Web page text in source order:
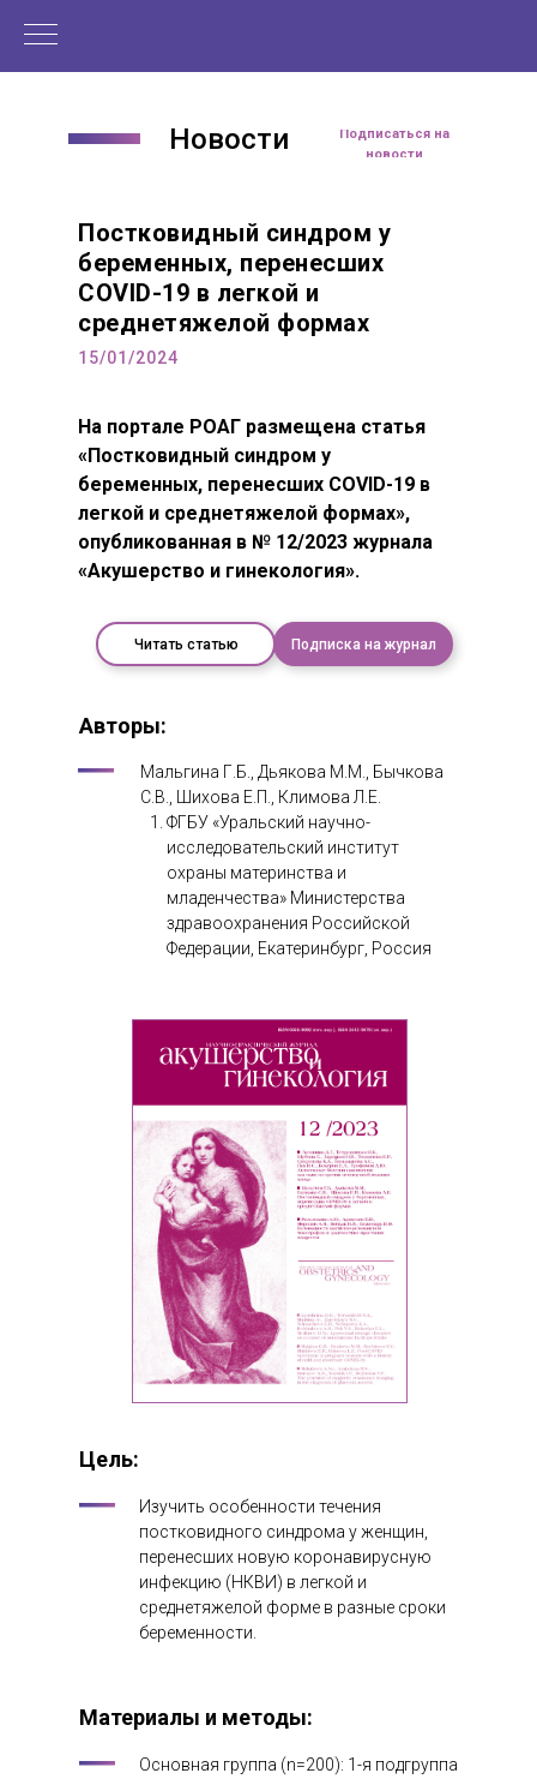
Новости
Подписаться на
новости
Постковидный синдром у
беременных, перенесших
COVID-19 в легкой и
среднетяжелой формах
15/01/2024
На портале РОАГ размещена статья
«Постковидный синдром у
беременных, перенесших COVID-19 в
легкой и среднетяжелой формах»,
опубликованная в № 12/2023 журнала
«Акушерство и гинекология».
Мальгина Г.Б., Дьякова М.М., Бычкова
С.В., Шихова Е.П., Климова Л.Е.
ФГБУ «Уральский научно-
исследовательский институт
охраны материнства и
младенчества» Министерства
здравоохранения Российской
Федерации, Екатеринбург, Россия
Читать статью
Авторы:
Цель:
Изучить особенности течения
постковидного синдрома у женщин,
перенесших новую коронавирусную
инфекцию (НКВИ) в легкой и
среднетяжелой форме в разные сроки
беременности.
Материалы и методы:
Основная группа (n=200): 1-я подгруппа
Читать статью Подписка на журнал